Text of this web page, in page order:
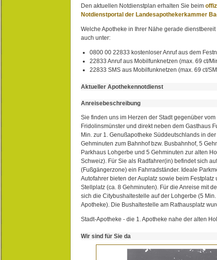
Den aktuellen Notdienstplan erhalten Sie beim
Notdienstportal der Landesapothekerkammer
Welche Apotheke in Ihrer Nähe gerade
auch unter:
0800 00 22833 kostenloser Anruf aus dem
22833 Anruf aus Mobilfunknetzen (max. 69 ct/
22833 SMS aus Mobilfunknetzen (max. 69 ct/
Aktueller Apothekennotdienst
Anreisebeschreibung
Sie finden uns im Herzen der Stadt gegenüber
Fridolinsmünster und direkt neben dem Gasthaus
Min. zur 1. Genußapotheke Süddeutschlands in
Gehminuten zum Bahnhof bzw. Busbahnhof, 5
Parkhaus Lohgerbe und 5 Gehminuten zur alten
Schweiz). Für Sie als Radfahrer(in) befindet sich
(Fußgängerzone) ein Fahrradständer. Ideale
Autofahrer bieten der Auplatz sowie beim Festplatz
Stellplatz (ca. 8 Gehminuten). Für die Anreise mit
sich die Citybushaltestelle auf der Lohgerbe (5
Apotheke). Die Bushaltestelle am Rathausplatz
Stadt-Apotheke - die 1. Apotheke nahe der alten
Wir sind für Sie da